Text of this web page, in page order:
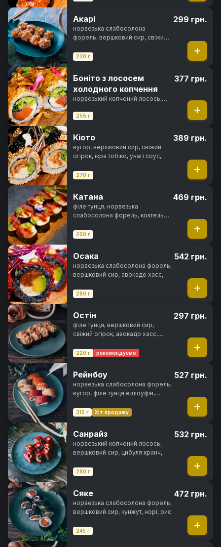
Акарі
норвезька слабосолона
форель, вершковий сир, свіжий
цибуля, ікра тобіко, спайсі соус,
220 г
299 грн.
Боніто з лососем
холодного копчення
норвезький копчений лосось,
зелена цибуля, спайсі соус,
255 г
377 грн.
Кіото
вугор, вершковий сир, свіжий
огірок, ікра тобіко, унагі соус,
270 г
389 грн.
Катана
філе тунця, норвезька
слабосолона форель, коктельна
огірок, унагі соус, норі
200 г
469 грн.
Осака
норвезька слабосолона форель,
вершковий сир, авокадо хасс,
спайсі соус, норі, рис
280 г
542 грн.
Остін
філе тунця, вершковий сир,
свіжий огірок, авокадо хасс,
спайсі соус, норі, рис
220 г рекомендуємо
297 грн.
Рейнбоу
норвезька слабосолона форель,
вугор, філе тунця еллоуфін,
сир, авокадо хасс, свіжий огірок,
315 г Хіт продажу
527 грн.
Санрайз
норвезький копчений лосось,
вершковий сир, цибуля кранч,
280 г
532 грн.
Сяке
норвезька слабосолона форель,
вершковий сир, кунжут, норі, рис
245 г
472 грн.